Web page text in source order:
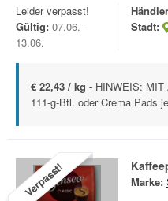
Leider verpasst!
Gültig: 07.06. -
13.06.
Stadt:
€ 22,43 / kg - HINWEIS:
111-g-Btl. oder Crema Pads
Verpasst! Marke: